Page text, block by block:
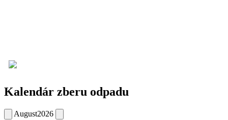
Kalendár zberu odpadu
August2026